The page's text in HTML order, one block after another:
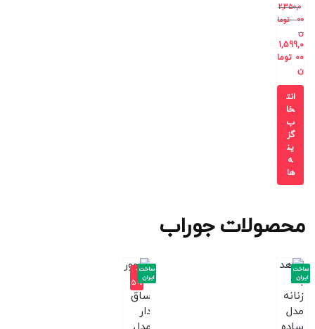
2,350,0
00
توما
ن
1,599,0
00 توما
ن
انت
خا
ب
گز
ین
ه
ها
محصولات جوراب
ساخت
ایران
-2
5%
ساخت
ایران